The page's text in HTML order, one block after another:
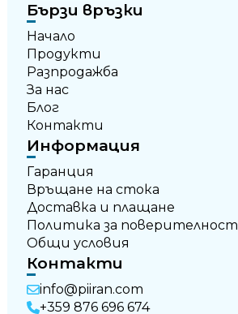
Бързи връзки
Начало
Продукти
Разпродажба
За нас
Блог
Контакти
Информация
Гаранция
Връщане на стока
Доставка и плащане
Политика за поверителност
Общи условия
Контакти
info@piiran.com
+359 876 696 674